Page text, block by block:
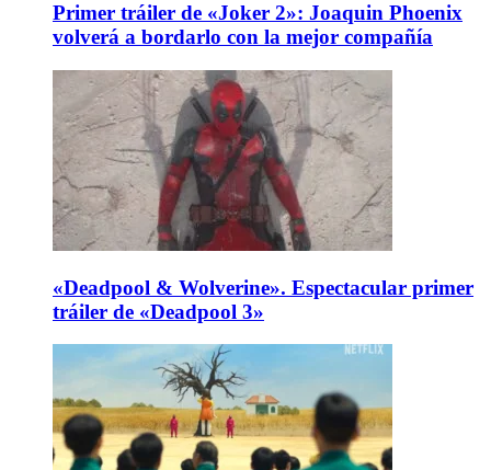
Primer tráiler de «Joker 2»: Joaquin Phoenix
volverá a bordarlo con la mejor compañía
«Deadpool & Wolverine». Espectacular primer
tráiler de «Deadpool 3»